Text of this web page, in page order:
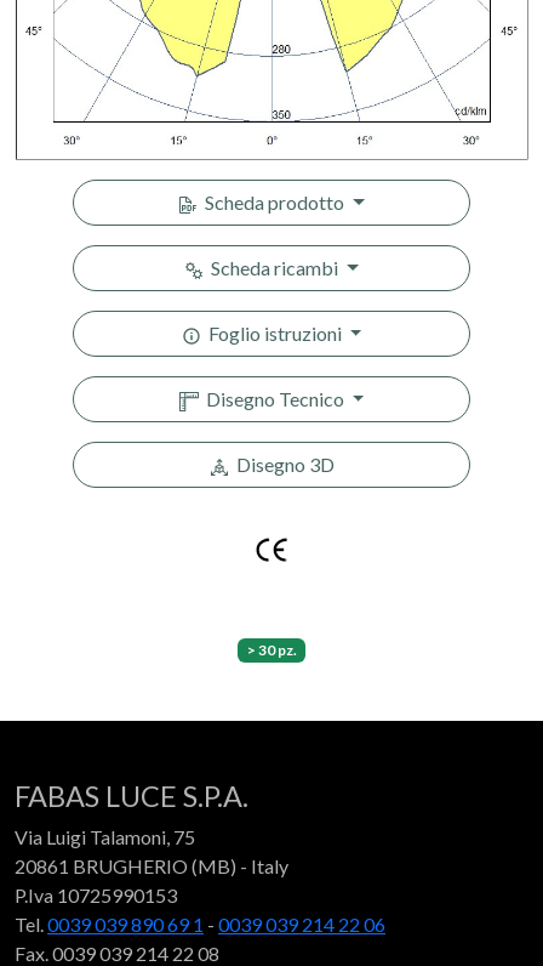
Scheda prodotto
Scheda ricambi
Foglio istruzioni
Disegno Tecnico
Disegno 3D
> 30 pz.
FABAS LUCE S.P.A.
Via Luigi Talamoni, 75
20861 BRUGHERIO (MB) - Italy
P.Iva 10725990153
Tel.0039 039 890 69 1 - 0039 039 214 22 06
Fax. 0039 039 214 22 08